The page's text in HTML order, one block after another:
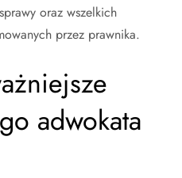
oraz wszelkich
przez prawnika.
adwokata